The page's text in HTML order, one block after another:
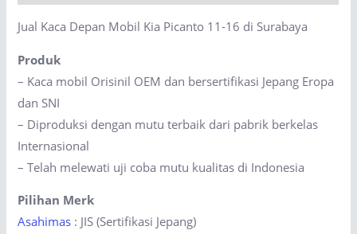
di
Surabaya
quantity
Jual Kaca Depan Mobil Kia Picanto 11-16 di Surabaya
Produk
– Kaca mobil Orisinil OEM dan bersertifikasi Jepang Eropa
dan SNI
– Diproduksi dengan mutu terbaik dari pabrik berkelas
Internasional
– Telah melewati uji coba mutu kualitas di Indonesia
Pilihan Merk
Asahimas : JIS (Sertifikasi Jepang)